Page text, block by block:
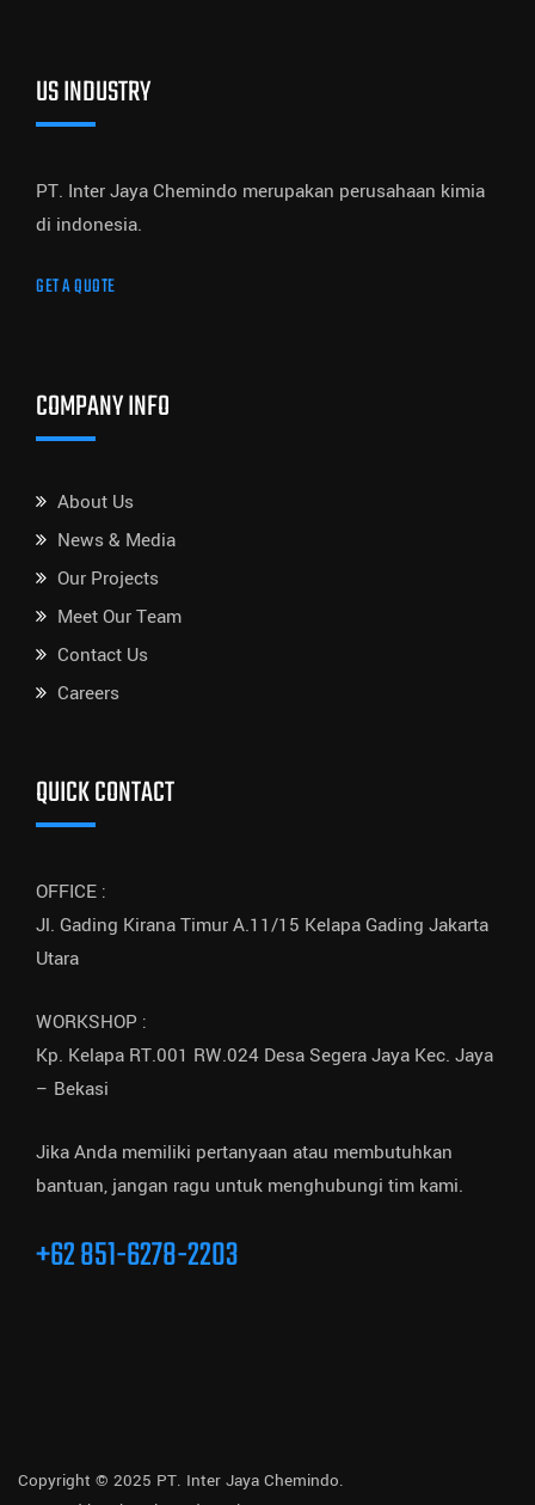
US INDUSTRY
PT. Inter Jaya Chemindo merupakan perusahaan kimia
di indonesia.
GET A QUOTE
COMPANY INFO
About Us
News & Media
Our Projects
Meet Our Team
Contact Us
Careers
QUICK CONTACT
OFFICE :
Jl. Gading Kirana Timur A.11/15 Kelapa Gading Jakarta
Utara
WORKSHOP :
Kp. Kelapa RT.001 RW.024 Desa Segera Jaya Kec. Jaya
– Bekasi
Jika Anda memiliki pertanyaan atau membutuhkan
bantuan, jangan ragu untuk menghubungi tim kami.
+62 851-6278-2203
Copyright © 2025 PT. Inter Jaya Chemindo.